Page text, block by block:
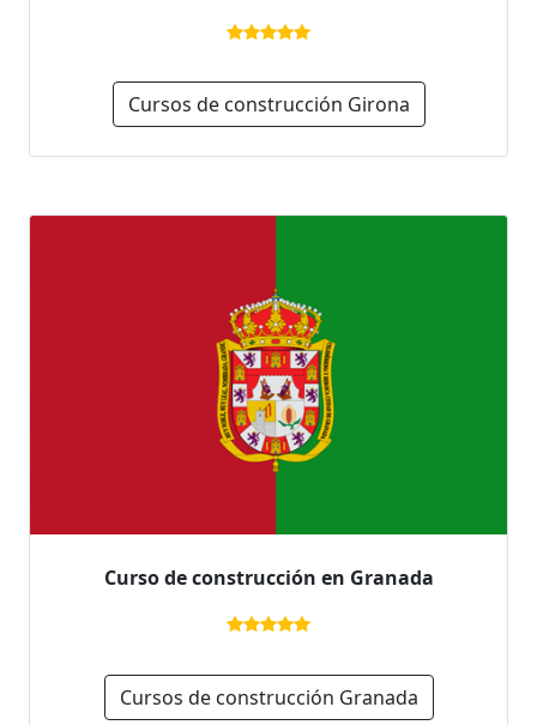
Cursos de construcción Girona
Curso de construcción en Granada
Cursos de construcción Granada